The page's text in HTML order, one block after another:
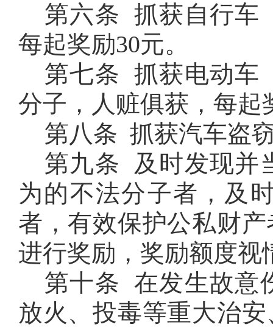
第六条 抓获自行车
每起奖励30元。
第七条 抓获电动车
分子，人赃俱获，每起
第八条 抓获汽车盗
第九条 及时发现并
为的不法分子者，及
者，有效保护公私财
进行奖励，奖励额度视
第十条 在发生故意
放火、投毒等重大治